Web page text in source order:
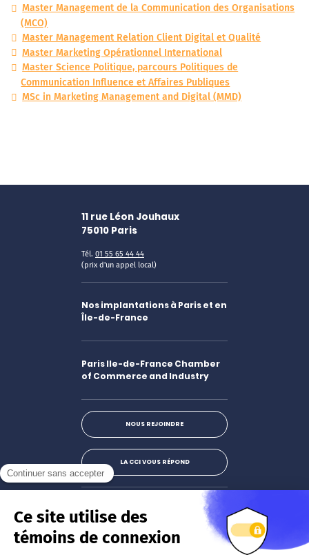
Master Management de la Communication des Organisations
(MCO)
Master Management Relation Client Digital et Qualité
Master Marketing Opérationnel International
Master Science Politique, parcours Politiques de
Communication Influence et Affaires Publiques
MSc in Marketing Management and Digital (MMD)
11 rue Léon Jouhaux
75010 Paris
Tél. 01 55 65 44 44
(prix d'un appel local)
Nos implantations à Paris et en
Île-de-France
Paris Ile-de-France Chamber
of Commerce and Industry
NOUS REJOINDRE
LA CCI VOUS RÉPOND
Instagram
S'abonner à la newsletter